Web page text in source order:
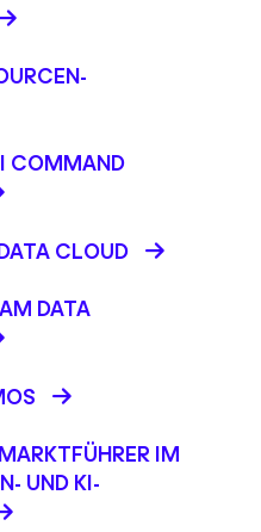
COMMAND
CLOUD
DATA
IM
UND KI-